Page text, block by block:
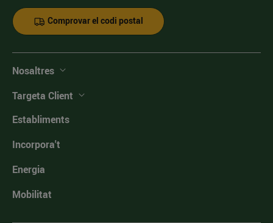
Comprovar el codi postal
Nosaltres
Targeta Client
Establiments
Incorpora't
Energia
Mobilitat